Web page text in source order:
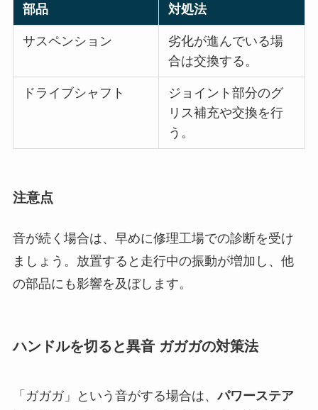
部品 対処法
サスペンション
劣化が進んでいる場
合は交換する。
ドライブシャフト
ジョイント部分のグ
リス補充や交換を行
う。
注意点
音が続く場合は、早めに修理工場での診断を受け
ましょう。放置すると走行中の振動が増加し、他
の部品にも影響を及ぼします。
ハンドルを切ると異音 ガガガの対策法
「ガガガ」という音がする場合は、パワーステア